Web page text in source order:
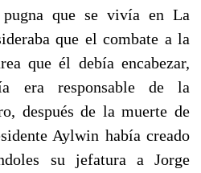
pugna que se vivía en La
que el combate a la
que él debía encabezar,
era responsable de la
después de la muerte de
Aylwin había creado
su jefatura a Jorge